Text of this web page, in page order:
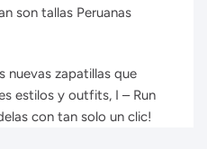
son tallas Peruanas
nuevas zapatillas que
estilos y outfits, I – Run
con tan solo un clic!